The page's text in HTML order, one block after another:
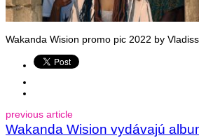
Wakanda Wision promo pic 2022 by
previous article
Wakanda Wision vydávajú